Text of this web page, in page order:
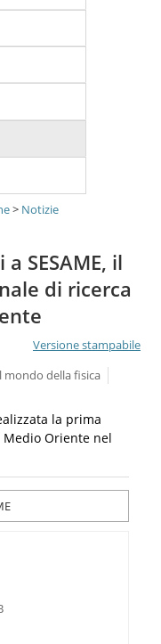
> Notizie
SESAME, il
di ricerca
Versione stampabile
mondo della fisica
la prima
Oriente nel